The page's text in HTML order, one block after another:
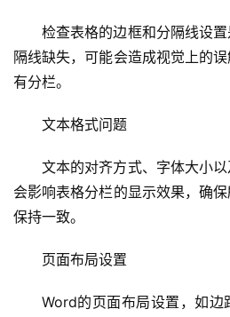
检查表格的边框和分隔线设
隔线缺失，可能会造成视觉上的
有分栏。
文本格式问题
文本的对齐方式、字体大小
会影响表格分栏的显示效果，确
保持一致。
页面布局设置
Word的页面布局设置，如